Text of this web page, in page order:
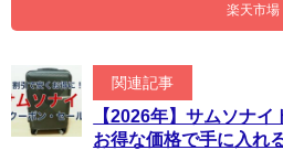
楽天市場
関連記事
【2026年】サムソナイ
お得な価格で手に入れ